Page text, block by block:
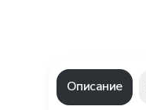
Описание